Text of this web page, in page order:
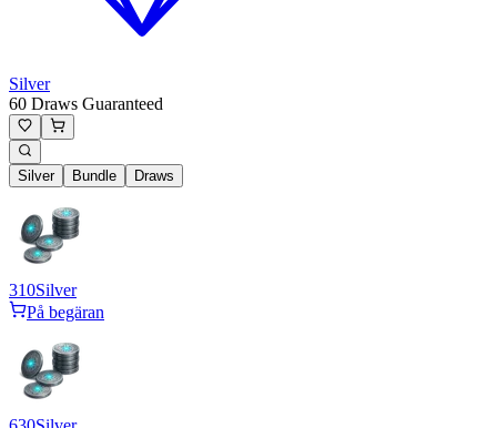
Silver
60 Draws Guaranteed
Silver Bundle Draws
310Silver
På begäran